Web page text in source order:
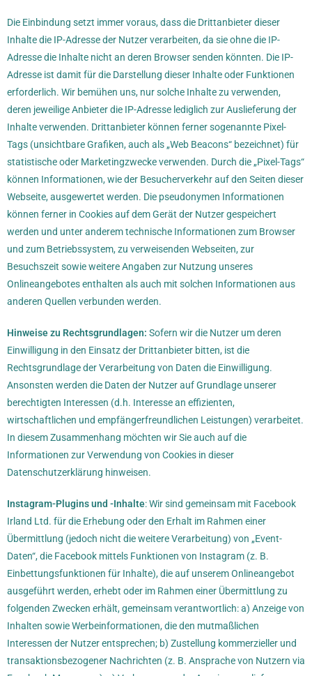
Die Einbindung setzt immer voraus, dass die Drittanbieter dieser
Inhalte die IP-Adresse der Nutzer verarbeiten, da sie ohne die IP-
Adresse die Inhalte nicht an deren Browser senden könnten. Die IP-
Adresse ist damit für die Darstellung dieser Inhalte oder Funktionen
erforderlich. Wir bemühen uns, nur solche Inhalte zu verwenden,
deren jeweilige Anbieter die IP-Adresse lediglich zur Auslieferung der
Inhalte verwenden. Drittanbieter können ferner sogenannte Pixel-
Tags (unsichtbare Grafiken, auch als „Web Beacons“ bezeichnet) für
statistische oder Marketingzwecke verwenden. Durch die „Pixel-Tags“
können Informationen, wie der Besucherverkehr auf den Seiten dieser
Webseite, ausgewertet werden. Die pseudonymen Informationen
können ferner in Cookies auf dem Gerät der Nutzer gespeichert
werden und unter anderem technische Informationen zum Browser
und zum Betriebssystem, zu verweisenden Webseiten, zur
Besuchszeit sowie weitere Angaben zur Nutzung unseres
Onlineangebotes enthalten als auch mit solchen Informationen aus
anderen Quellen verbunden werden.
Hinweise zu Rechtsgrundlagen: Sofern wir die Nutzer um deren
Einwilligung in den Einsatz der Drittanbieter bitten, ist die
Rechtsgrundlage der Verarbeitung von Daten die Einwilligung.
Ansonsten werden die Daten der Nutzer auf Grundlage unserer
berechtigten Interessen (d.h. Interesse an effizienten,
wirtschaftlichen und empfängerfreundlichen Leistungen) verarbeitet.
In diesem Zusammenhang möchten wir Sie auch auf die
Informationen zur Verwendung von Cookies in dieser
Datenschutzerklärung hinweisen.
Instagram-Plugins und -Inhalte: Wir sind gemeinsam mit Facebook
Irland Ltd. für die Erhebung oder den Erhalt im Rahmen einer
Übermittlung (jedoch nicht die weitere Verarbeitung) von „Event-
Daten“, die Facebook mittels Funktionen von Instagram (z. B.
Einbettungsfunktionen für Inhalte), die auf unserem Onlineangebot
ausgeführt werden, erhebt oder im Rahmen einer Übermittlung zu
folgenden Zwecken erhält, gemeinsam verantwortlich: a) Anzeige von
Inhalten sowie Werbeinformationen, die den mutmaßlichen
Interessen der Nutzer entsprechen; b) Zustellung kommerzieller und
transaktionsbezogener Nachrichten (z. B. Ansprache von Nutzern via